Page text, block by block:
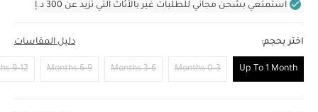
استمتعي بشحن مجاني للطلبات غير بالأثاث التي تزيد عن 300 د.إ
اختر بحجم: دليل المقاسات
Up To 1 Month
0-3 Months
3-6 Months
6-9 Months
9-12 Months